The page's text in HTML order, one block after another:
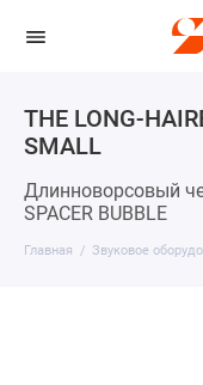
THE LONG-
SMALL
Длинноворсовый
SPACER BUBBLE
Главная Звуковое